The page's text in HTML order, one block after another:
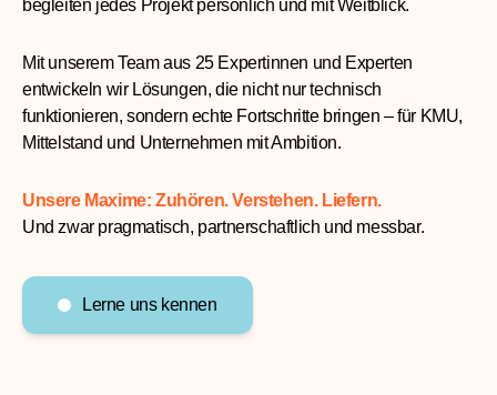
Tiefe. SimoneWILdenberg (Strategie) und AndreasMA
begleiten jedes Projekt persönlich und mit Weitblick.
Mit unserem Team aus 25 Expertinnen und Experten
entwickeln wir Lösungen, die nicht nur technisch
Mittelstand und Unternehmen mit Ambition.
Und zwar pragmatisch, partnerschaftlich und messbar.